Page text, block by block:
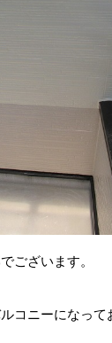
ございます。
コニーになって